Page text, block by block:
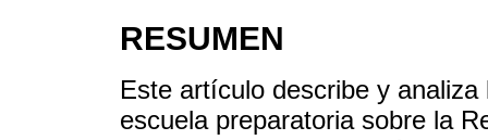
RESUMEN
Este artículo describe y
escuela preparatoria sobre la